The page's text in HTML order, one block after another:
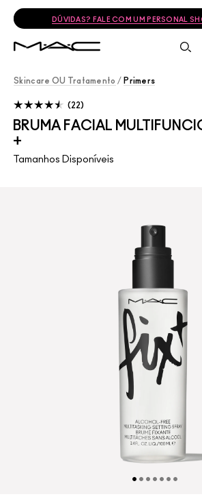
DÚVIDAS? FALE COM UM PERSONAL
Skincare OU Tratamento / Primers
BRUMA FACIAL
+
Tamanhos Disponíveis
22